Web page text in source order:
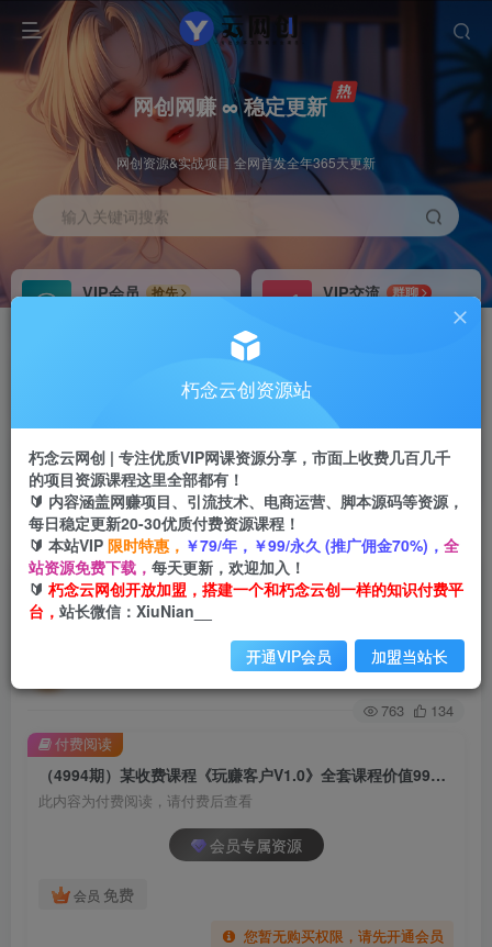
网创网赚 ∞ 稳定更新
网创资源&实战项目 全网首发全年365天更新
输入关键词搜索
VIP会员
抢先
VIP交流
群聊
研究探讨更多创业项目路子。
会员专属推广链接
四导航 导航
APP下载
GO
首页 创业课程 会员专属 正文
（4994期）某收费课程《玩赚客户V1.0》全套课
程价值998元
关注 私信
763 134
（4994期）某收费课程《玩赚客户V1.0》全套课程价值998元
此内容为付费阅读，请付费后查看
会员专属资源
会员 免费
您暂无购买权限，请先开通会员
付费阅读
朽念云创资源站
朽念云网创 | 专注优质VIP网课资源分享，市面上收费几百几千
的项目资源课程这里全部都有！
🔰 内容涵盖网赚项目、引流技术、电商运营、脚本源码等资源，
每日稳定更新20-30优质付费资源课程！
🔰 本站VIP 限时特惠， ￥79/年，￥99/永久 (推广佣金70%)， 全
站资源免费下载， 每天更新，欢迎加入！
🔰 朽念云网创开放加盟，搭建一个和朽念云创一样的知识付费平
台， 站长微信：XiuNian__
开通VIP会员 加盟当站长